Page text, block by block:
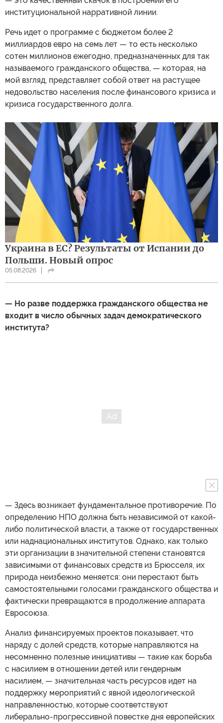
институциональной нарративной линии.
Речь идет о программе с бюджетом более 2
миллиардов евро на семь лет — то есть несколько
сотен миллионов ежегодно, предназначенных для так
называемого гражданского общества, — которая, на
мой взгляд, представляет собой ответ на растущее
недовольство населения после финансового кризиса и
кризиса государственного долга.
Украина в ЕС? Результаты от Испании до
Польши. Новый опрос
05.08.2026
— Но разве поддержка гражданского общества не
входит в число обычных задач демократического
института?
— Здесь возникает фундаментальное противоречие. По
определению НПО должна быть независимой от какой-
либо политической власти, а также от государственных
или наднациональных институтов. Однако, как только
эти организации в значительной степени становятся
зависимыми от финансовых средств из Брюсселя, их
природа неизбежно меняется: они перестают быть
самостоятельными голосами гражданского общества и
фактически превращаются в продолжение аппарата
Евросоюза.
Анализ финансируемых проектов показывает, что
наряду с долей средств, которые направляются на
несомненно полезные инициативы — такие как борьба
с насилием в отношении детей или гендерным
насилием, — значительная часть ресурсов идет на
поддержку мероприятий с явной идеологической
направленностью, которые соответствуют
либерально-прогрессивной повестке дня европейских